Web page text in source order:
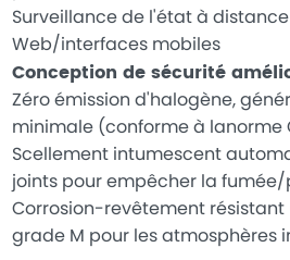
Surveillance de l'état à
Web/interfaces mobiles
Conception de sécurité
Zéro émission d'halogène,
minimale (conforme à lanorme
Scellement intumescent
joints pour empêcher la
Corrosion-revêtement
grade M pour les atmosphères